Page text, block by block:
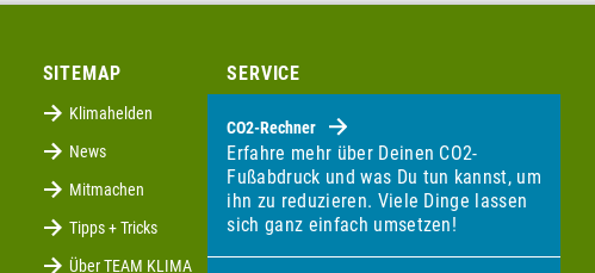
SITEMAP
Klimahelden
News
Mitmachen
Tipps + Tricks
Über TEAM KLIMA
SERVICE
CO2-Rechner
Erfahre mehr über Deinen CO2-
Fußabdruck und was Du tun kannst, um
ihn zu reduzieren. Viele Dinge lassen
sich ganz einfach umsetzen!